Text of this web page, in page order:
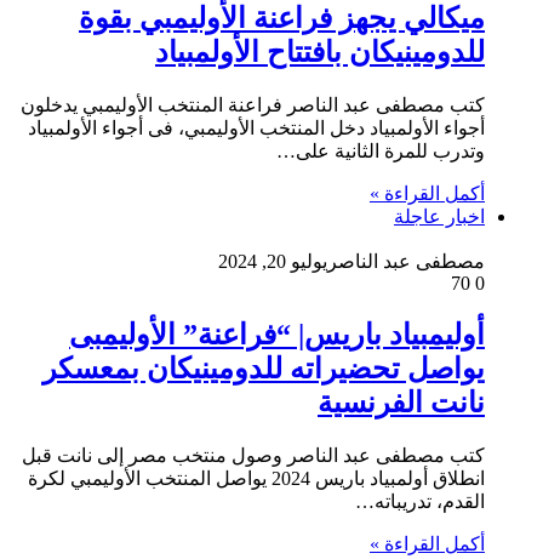
ميكالي يجهز فراعنة الأوليمبي بقوة
للدومينيكان بافتتاح الأولمبياد
كتب مصطفى عبد الناصر فراعنة المنتخب الأوليمبي يدخلون
أجواء الأولمبياد دخل المنتخب الأوليمبي، فى أجواء الأولمبياد
وتدرب للمرة الثانية على…
أكمل القراءة »
اخبار عاجلة
مصطفى عبد الناصر يوليو 20, 2024
0
أوليمبياد باريس| “فراعنة” الأوليمبى
يواصل تحضيراته للدومينيكان بمعسكر
نانت الفرنسية
كتب مصطفى عبد الناصر وصول منتخب مصر إلى نانت قبل
انطلاق أولمبياد باريس 2024 يواصل المنتخب الأوليمبي لكرة
القدم، تدريباته…
أكمل القراءة »